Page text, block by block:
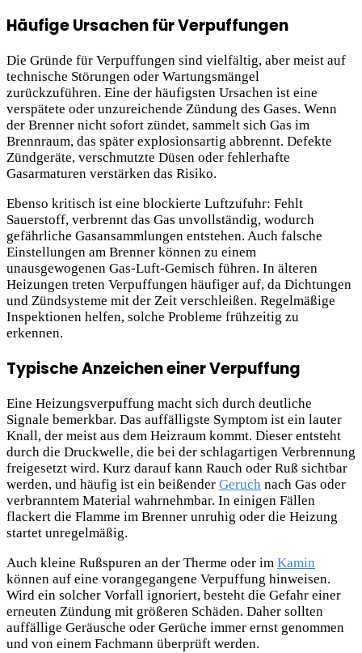
Häufige Ursachen für Verpuffungen
Die Gründe für Verpuffungen sind vielfältig, aber meist auf
technische Störungen oder Wartungsmängel
zurückzuführen. Eine der häufigsten Ursachen ist eine
verspätete oder unzureichende Zündung des Gases. Wenn
der Brenner nicht sofort zündet, sammelt sich Gas im
Brennraum, das später explosionsartig abbrennt. Defekte
Zündgeräte, verschmutzte Düsen oder fehlerhafte
Gasarmaturen verstärken das Risiko.
Ebenso kritisch ist eine blockierte Luftzufuhr: Fehlt
Sauerstoff, verbrennt das Gas unvollständig, wodurch
gefährliche Gasansammlungen entstehen. Auch falsche
Einstellungen am Brenner können zu einem
unausgewogenen Gas-Luft-Gemisch führen. In älteren
Heizungen treten Verpuffungen häufiger auf, da Dichtungen
und Zündsysteme mit der Zeit verschleißen. Regelmäßige
Inspektionen helfen, solche Probleme frühzeitig zu
erkennen.
Typische Anzeichen einer Verpuffung
Eine Heizungsverpuffung macht sich durch deutliche
Signale bemerkbar. Das auffälligste Symptom ist ein lauter
Knall, der meist aus dem Heizraum kommt. Dieser entsteht
durch die Druckwelle, die bei der schlagartigen Verbrennung
freigesetzt wird. Kurz darauf kann Rauch oder Ruß sichtbar
werden, und häufig ist ein beißender Geruch nach Gas oder
verbranntem Material wahrnehmbar. In einigen Fällen
flackert die Flamme im Brenner unruhig oder die Heizung
startet unregelmäßig.
Auch kleine Rußspuren an der Therme oder im Kamin
können auf eine vorangegangene Verpuffung hinweisen.
Wird ein solcher Vorfall ignoriert, besteht die Gefahr einer
erneuten Zündung mit größeren Schäden. Daher sollten
auffällige Geräusche oder Gerüche immer ernst genommen
und von einem Fachmann überprüft werden.